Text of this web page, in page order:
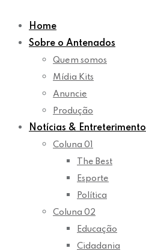
Home
Sobre o Antenados
Quem somos
Mídia Kits
Anuncie
Produção
Notícias & Entreterimento
Coluna 01
The Best
Esporte
Política
Coluna 02
Educação
Cidadania